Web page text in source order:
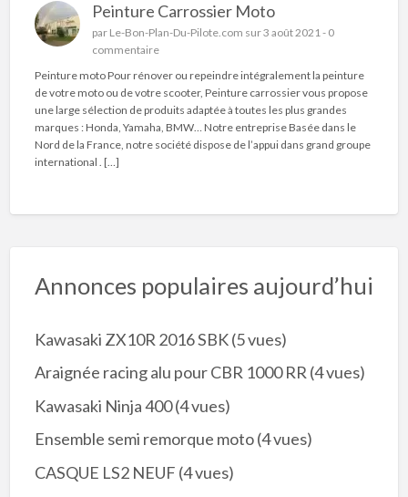
Peinture Carrossier Moto
par Le-Bon-Plan-Du-Pilote.com sur 3 août 2021 - 0
commentaire
Peinture moto Pour rénover ou repeindre intégralement la peinture
de votre moto ou de votre scooter, Peinture carrossier vous propose
une large sélection de produits adaptée à toutes les plus grandes
marques : Honda, Yamaha, BMW… Notre entreprise Basée dans le
Nord de la France, notre société dispose de l’appui dans grand groupe
international . […]
Annonces populaires aujourd’hui
Kawasaki ZX10R 2016 SBK(5 vues)
Araignée racing alu pour CBR 1000 RR(4 vues)
Kawasaki Ninja 400(4 vues)
Ensemble semi remorque moto(4 vues)
CASQUE LS2 NEUF (4 vues)